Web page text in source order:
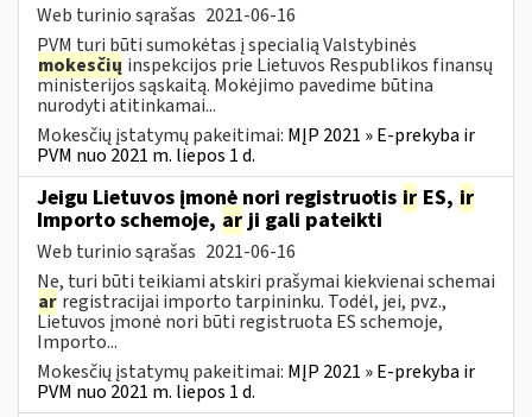
Web turinio sąrašas 2021-06-16
PVM turi būti sumokėtas į specialią Valstybinės
mokesčių inspekcijos prie Lietuvos Respublikos finansų
ministerijos sąskaitą. Mokėjimo pavedime būtina
nurodyti atitinkamai...
Mokesčių įstatymų pakeitimai: MĮP 2021 » E-prekyba ir
PVM nuo 2021 m. liepos 1 d.
Jeigu Lietuvos įmonė nori registruotis ir ES, ir
Importo schemoje, arji gali pateikti
Web turinio sąrašas 2021-06-16
Ne, turi būti teikiami atskiri prašymai kiekvienai schemai
ar registracijai importo tarpininku. Todėl, jei, pvz.,
Lietuvos įmonė nori būti registruota ES schemoje,
Importo...
Mokesčių įstatymų pakeitimai: MĮP 2021 » E-prekyba ir
PVM nuo 2021 m. liepos 1 d.